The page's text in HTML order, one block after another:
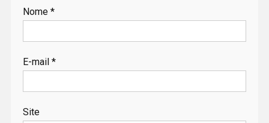
Nome *
E-mail *
Site